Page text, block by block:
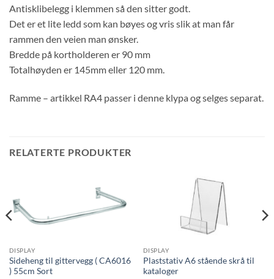
Antisklibelegg i klemmen så den sitter godt.
Det er et lite ledd som kan bøyes og vris slik at man får
rammen den veien man ønsker.
Bredde på kortholderen er 90 mm
Totalhøyden er 145mm eller 120 mm.
Ramme – artikkel RA4 passer i denne klypa og selges separat.
RELATERTE PRODUKTER
DISPLAY
Sideheng til gittervegg ( CA6016
) 55cm Sort
DISPLAY
Plaststativ A6 stående skrå til
kataloger